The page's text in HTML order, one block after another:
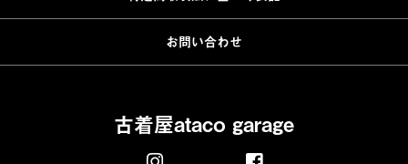
お問い合わせ
古着屋ataco garage